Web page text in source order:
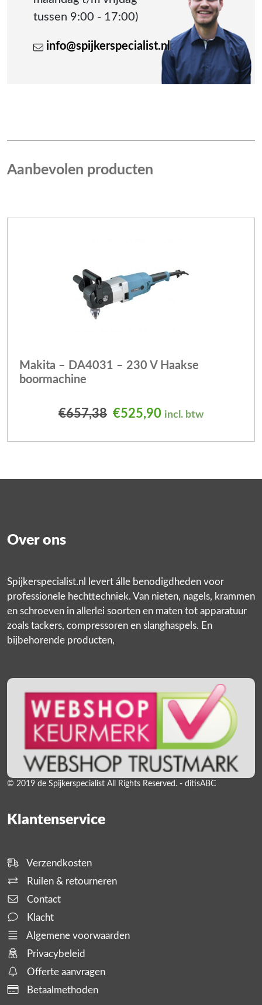
tussen 9:00 - 17:00)
info@spijkerspecialist.nl
Aanbevolen producten
Makita – DA4031 – 230 V Haakse
boormachine
€657,38 Oorspronkelijke prijs
€525,90Huidige prijs is:
incl. btw
Over ons
Spijkerspecialist.nl levert álle benodigdheden voor
professionele hechttechniek. Van nieten, nagels, krammen
en schroeven in allerlei soorten en maten tot apparatuur
zoals tackers, compressoren en slanghaspels. En
bijbehorende producten,
© 2019 de Spijkerspecialist All Rights Reserved. - ditisABC
Klantenservice
Verzendkosten
Ruilen & retourneren
Contact
Klacht
Algemene voorwaarden
Privacybeleid
Offerte aanvragen
Betaalmethoden